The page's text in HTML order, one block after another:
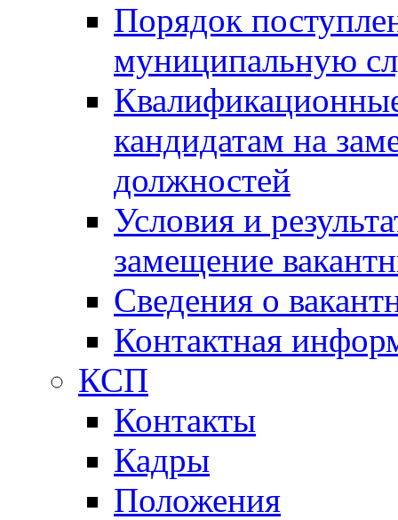
Порядок
муниципальную
кандидатам на
должностей
Условия и
замещение
Сведения о
Контактная
КСП
Контакты
Кадры
Положения